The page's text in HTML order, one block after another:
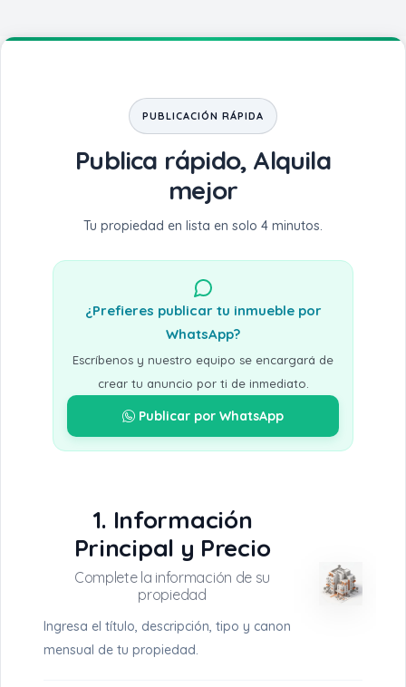
PUBLICACIÓN RÁPIDA
Publica rápido, Alquila
mejor
Tu propiedad en lista en solo 4 minutos.
¿Prefieres publicar tu inmueble por
WhatsApp?
Escríbenos y nuestro equipo se encargará de
crear tu anuncio por ti de inmediato.
Publicar por WhatsApp
1. Información
Principal y Precio
Ingresa el título, descripción, tipo y canon
mensual de tu propiedad.